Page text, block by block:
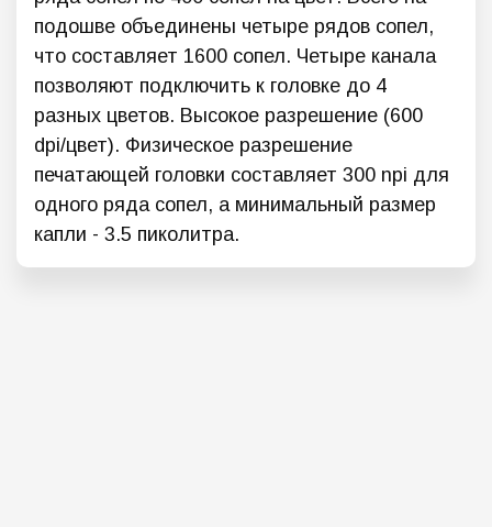
подошве объединены четыре рядов сопел,
что составляет 1600 сопел. Четыре канала
позволяют подключить к головке до 4
разных цветов. Высокое разрешение (600
dpi/цвет). Физическое разрешение
печатающей головки составляет 300 npi для
одного ряда сопел, а минимальный размер
капли - 3.5 пиколитра.